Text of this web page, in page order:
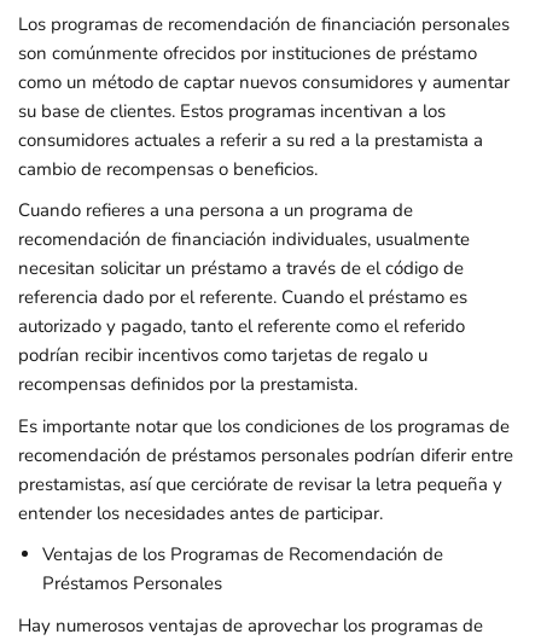
Los programas de recomendación de financiación personales
son comúnmente ofrecidos por instituciones de préstamo
como un método de captar nuevos consumidores y aumentar
su base de clientes. Estos programas incentivan a los
consumidores actuales a referir a su red a la prestamista a
cambio de recompensas o beneficios.
Cuando refieres a una persona a un programa de
recomendación de financiación individuales, usualmente
necesitan solicitar un préstamo a través de el código de
referencia dado por el referente. Cuando el préstamo es
autorizado y pagado, tanto el referente como el referido
podrían recibir incentivos como tarjetas de regalo u
recompensas definidos por la prestamista.
Es importante notar que los condiciones de los programas de
recomendación de préstamos personales podrían diferir entre
prestamistas, así que cerciórate de revisar la letra pequeña y
entender los necesidades antes de participar.
Ventajas de los Programas de Recomendación de
Préstamos Personales
Hay numerosos ventajas de aprovechar los programas de